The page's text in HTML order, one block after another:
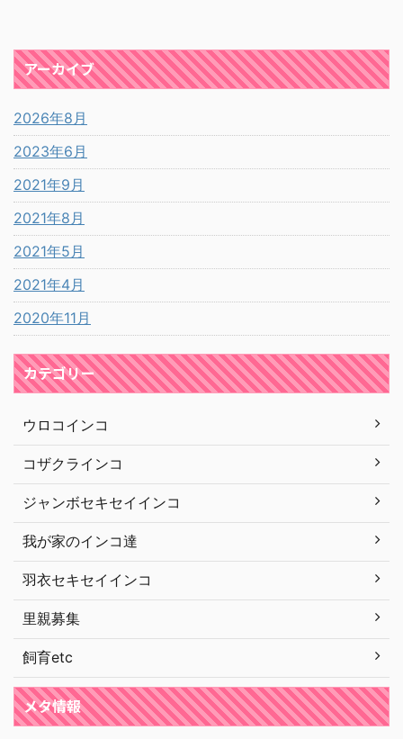
アーカイブ
2026年8月
2023年6月
2021年9月
2021年8月
2021年5月
2021年4月
2020年11月
カテゴリー
ウロコインコ
コザクラインコ
ジャンボセキセイインコ
我が家のインコ達
羽衣セキセイインコ
里親募集
飼育etc
メタ情報